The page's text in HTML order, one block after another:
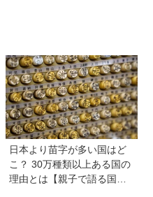
日本より苗字が多い国はど
こ？ 30万種類以上ある国の
理由とは【親子で語る国際